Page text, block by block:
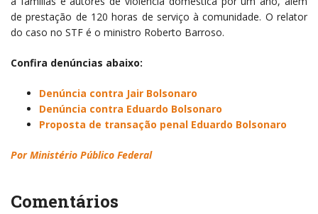
de prestação de 120 horas de serviço à comunidade. O relator
do caso no STF é o ministro Roberto Barroso.
Confira denúncias abaixo:
Denúncia contra Jair Bolsonaro
Denúncia contra Eduardo Bolsonaro
Proposta de transação penal Eduardo Bolsonaro
Por Ministério Público Federal
Comentários